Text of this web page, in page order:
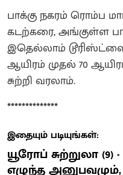
பாக்கு நகரம் ரொம்ப
கடற்கரை, அங்குள்ள
இதெல்லாம்
ஆயிரம் முதல் 70
சுற்றி வரலாம்.
**************
இதையும் படியுங்கள்:
யூரோப் சுற்றுலா (9) -
எழுந்த